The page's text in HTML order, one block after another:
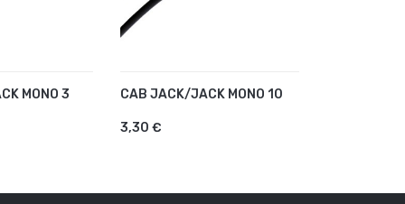
MONO 3
PANIER CAB JACK/JACK MONO 10
3,30 €
AJOUTER AU PANIER